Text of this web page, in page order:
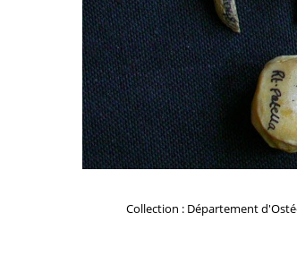
Collection : Département